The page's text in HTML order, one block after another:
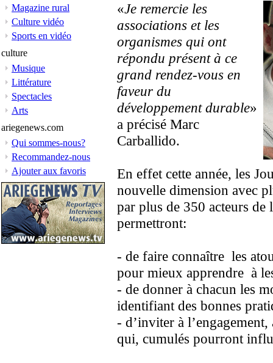
Magazine rural
Culture vidéo
Sports en vidéo
culture
Musique
Littérature
Spectacles
Arts
ariegenews.com
Qui sommes-nous?
Recommandez-nous
Ajouter aux favoris
«Je remercie les
associations et les
organismes qui ont
répondu présent à ce
grand rendez-vous en
faveur du
développement durable»
a précisé Marc
Carballido.
En effet cette année, les
nouvelle dimension avec
par plus de 350 acteurs
permettront:
- de faire connaître les
pour mieux apprendre à
- de donner à chacun les
identifiant des bonnes
- d’inviter à
qui, cumulés pourront